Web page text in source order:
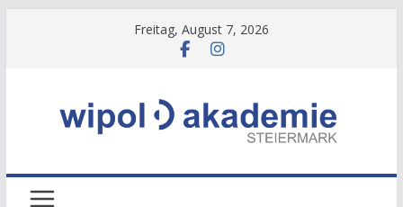
Freitag, August 7, 2026